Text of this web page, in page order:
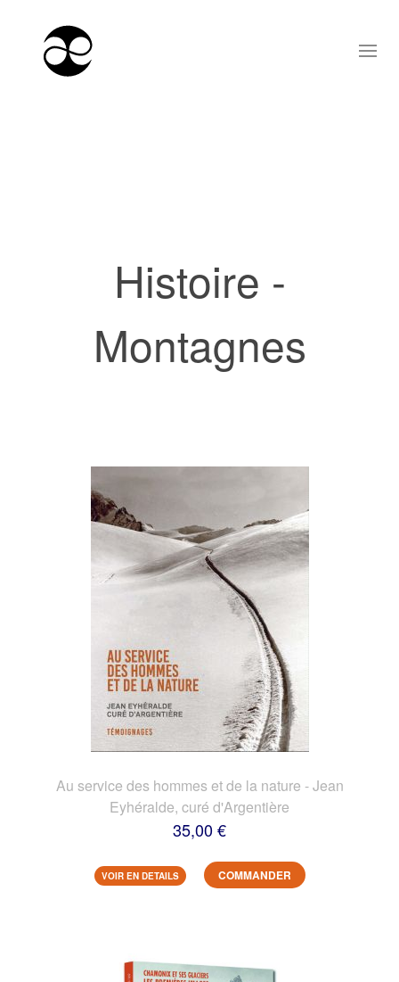
Histoire -
Montagnes
Au service des hommes et de la nature - Jean
Eyhéralde, curé d'Argentière
35,00 €
VOIR EN DETAILS COMMANDER